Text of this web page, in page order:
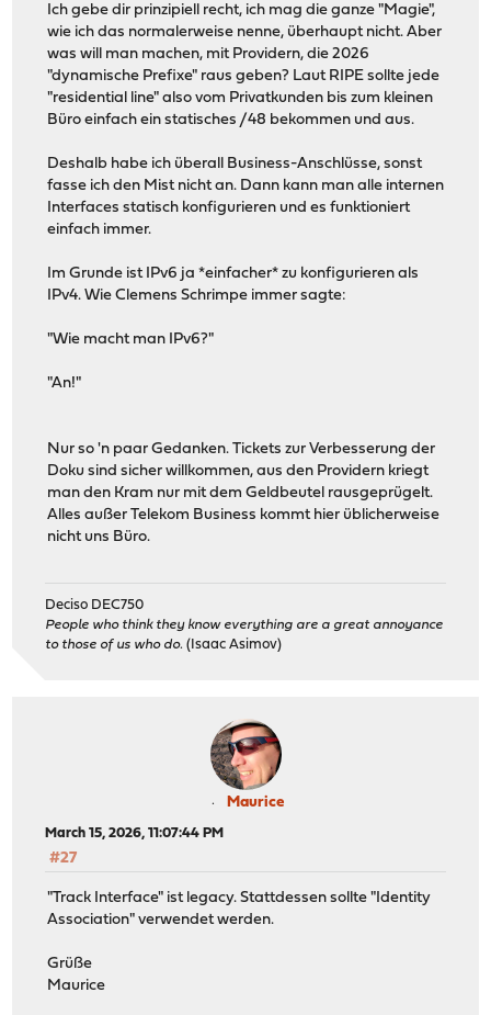
Ich gebe dir prinzipiell recht, ich mag die ganze "Magie",
wie ich das normalerweise nenne, überhaupt nicht. Aber
was will man machen, mit Providern, die 2026
"dynamische Prefixe" raus geben? Laut RIPE sollte jede
"residential line" also vom Privatkunden bis zum kleinen
Büro einfach ein statisches /48 bekommen und aus.
Deshalb habe ich überall Business-Anschlüsse, sonst
fasse ich den Mist nicht an. Dann kann man alle internen
Interfaces statisch konfigurieren und es funktioniert
einfach immer.
Im Grunde ist IPv6 ja *einfacher* zu konfigurieren als
IPv4. Wie Clemens Schrimpe immer sagte:
"Wie macht man IPv6?"
"An!"
Nur so 'n paar Gedanken. Tickets zur Verbesserung der
Doku sind sicher willkommen, aus den Providern kriegt
man den Kram nur mit dem Geldbeutel rausgeprügelt.
Alles außer Telekom Business kommt hier üblicherweise
nicht uns Büro.
Deciso DEC750
People who think they know everything are a great annoyance
to those of us who do. (Isaac Asimov)
Maurice
March 15, 2026, 11:07:44 PM
#27
"Track Interface" ist legacy. Stattdessen sollte "Identity
Association" verwendet werden.
Grüße
Maurice